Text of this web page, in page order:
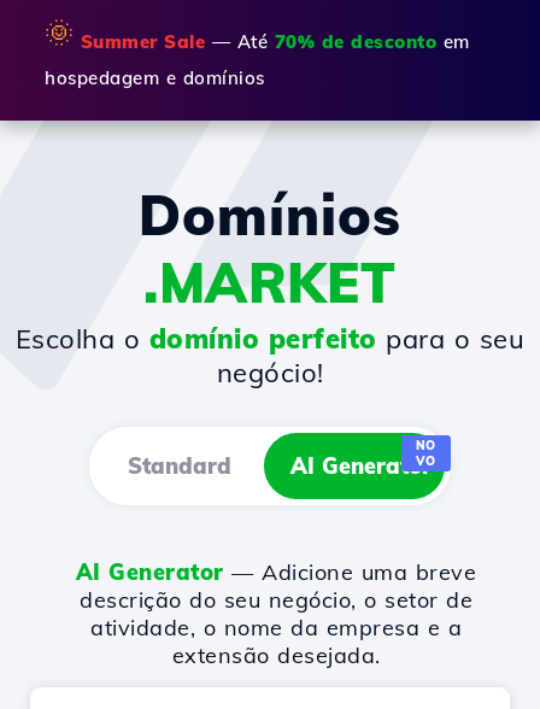
🌞 Summer Sale — Até 70% de desconto em
hospedagem e domínios
Domínios
.MARKET
Escolha o domínio perfeito para o seu
negócio!
Standard AI Generator
NO
VO
AI Generator — Adicione uma breve
descrição do seu negócio, o setor de
atividade, o nome da empresa e a
extensão desejada.